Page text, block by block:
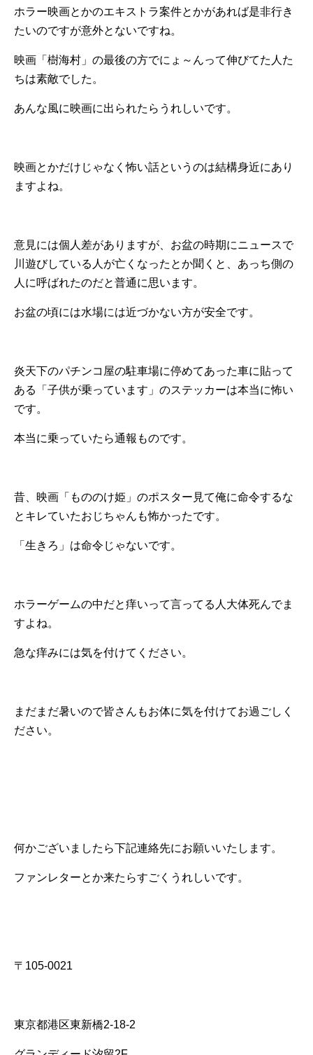
ホラー映画とかのエキストラ案件とかがあれば是非行き
たいのですが意外とないですね。
映画「樹海村」の最後の方でにょ～んって伸びてた人た
ちは素敵でした。
あんな風に映画に出られたらうれしいです。
映画とかだけじゃなく怖い話というのは結構身近にあり
ますよね。
意見には個人差がありますが、お盆の時期にニュースで
川遊びしている人が亡くなったとか聞くと、あっち側の
人に呼ばれたのだと普通に思います。
お盆の頃には水場には近づかない方が安全です。
炎天下のパチンコ屋の駐車場に停めてあった車に貼って
ある「子供が乗っています」のステッカーは本当に怖い
です。
本当に乗っていたら通報ものです。
昔、映画「もののけ姫」のポスター見て俺に命令するな
とキレていたおじちゃんも怖かったです。
「生きろ」は命令じゃないです。
ホラーゲームの中だと痒いって言ってる人大体死んでま
すよね。
急な痒みには気を付けてください。
まだまだ暑いので皆さんもお体に気を付けてお過ごしく
ださい。
何かございましたら下記連絡先にお願いいたします。
ファンレターとか来たらすごくうれしいです。
〒105-0021
東京都港区東新橋2-18-2